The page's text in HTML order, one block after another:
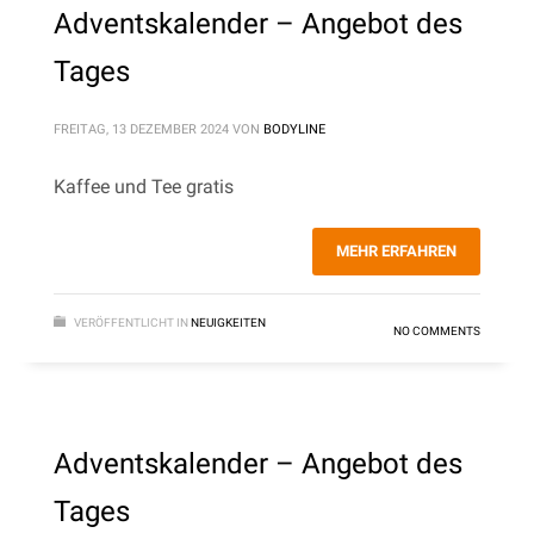
Adventskalender – Angebot des
Tages
FREITAG, 13 DEZEMBER 2024 VON BODYLINE
Kaffee und Tee gratis
MEHR ERFAHREN
VERÖFFENTLICHT IN NEUIGKEITEN
NO COMMENTS
Adventskalender – Angebot des
Tages